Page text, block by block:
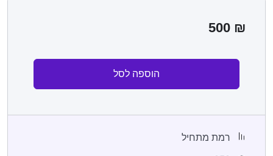
500 ₪
הוספה לסל
רמת מתחיל